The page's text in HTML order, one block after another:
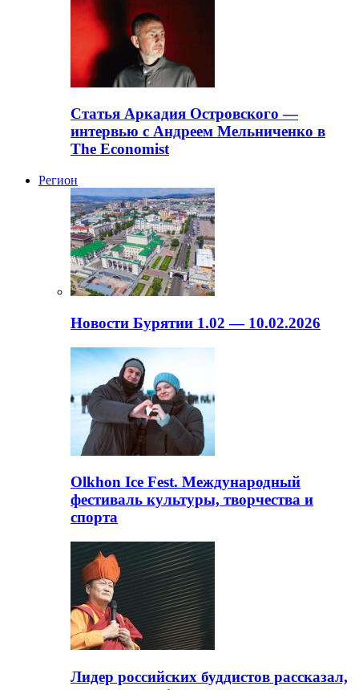
Статья Аркадия Островского —
интервью с Андреем Мельниченко в
The Economist
Регион
Новости Бурятии 1.02 — 10.02.2026
Olkhon Ice Fest. Международный
фестиваль культуры, творчества и
спорта
Лидер российских буддистов рассказал,